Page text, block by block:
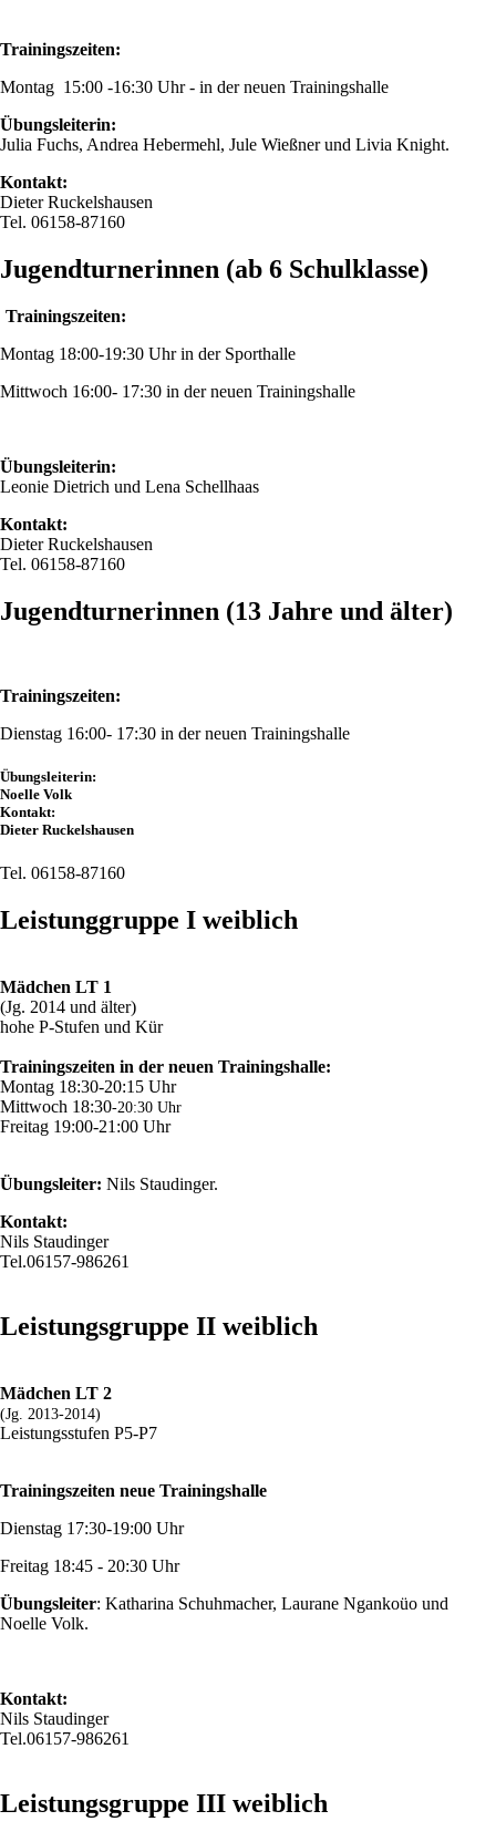
Trainingszeiten:
Montag 15:00 -16:30 Uhr - in der neuen Trainingshalle
Übungsleiterin:
Julia Fuchs, Andrea Hebermehl, Jule Wießner und Livia Knight.
Kontakt:
Dieter Ruckelshausen
Tel. 06158-87160
Jugendturnerinnen (ab 6 Schulklasse)
Trainingszeiten:
Montag 18:00-19:30 Uhr in der Sporthalle
Mittwoch 16:00- 17:30 in der neuen Trainingshalle
Übungsleiterin:
Leonie Dietrich und Lena Schellhaas
Kontakt:
Dieter Ruckelshausen
Tel. 06158-87160
Jugendturnerinnen (13 Jahre und älter)
Trainingszeiten:
Dienstag 16:00- 17:30 in der neuen Trainingshalle
Übungsleiterin:
Noelle Volk
Kontakt:
Dieter Ruckelshausen
Tel. 06158-87160
Leistunggruppe I weiblich
Mädchen LT 1
(Jg. 2014 und älter)
hohe P-Stufen und Kür
Trainingszeiten in der neuen Trainingshalle:
Montag 18:30-20:15 Uhr
Mittwoch 18:30-20:30 Uhr
Freitag 19:00-21:00 Uhr
Übungsleiter: Nils Staudinger.
Kontakt:
Nils Staudinger
Tel.06157-986261
Leistungsgruppe II weiblich
Mädchen LT 2
(Jg. 2013-2014)
Leistungsstufen P5-P7
Trainingszeiten neue Trainingshalle
Dienstag 17:30-19:00 Uhr
Freitag 18:45 - 20:30 Uhr
Übungsleiter: Katharina Schuhmacher, Laurane Ngankoüo und
Noelle Volk.
Kontakt:
Nils Staudinger
Tel.06157-986261
Leistungsgruppe III weiblich